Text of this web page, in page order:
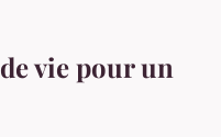
vie pour un